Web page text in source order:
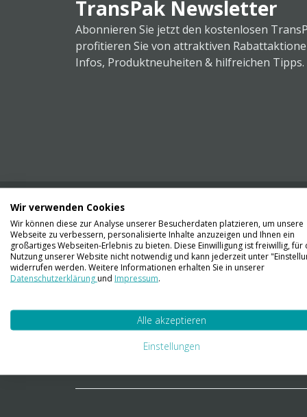
TransPak Newsletter
Abonnieren Sie jetzt den kostenlosen
profitieren Sie von attraktiven
Infos, Produktneuheiten & hilfreichen Tipps.
Kontaktieren Sie uns
061 711 73 56
Verpackungslexikon
FAQ
Wir verwenden Cookies
Wir können diese zur Analyse unserer Besucherdaten platzieren, um unsere
Webseite zu verbessern, personalisierte Inhalte anzuzeigen und Ihnen ein
großartiges Webseiten-Erlebnis zu bieten. Diese Einwilligung ist freiwillig, für
Nutzung unserer Website nicht notwendig und kann jederzeit unter
widerrufen werden. Weitere Informationen erhalten Sie in unserer
Datenschutzerklärungund Impressum.
Alle akzeptieren
Einstellungen